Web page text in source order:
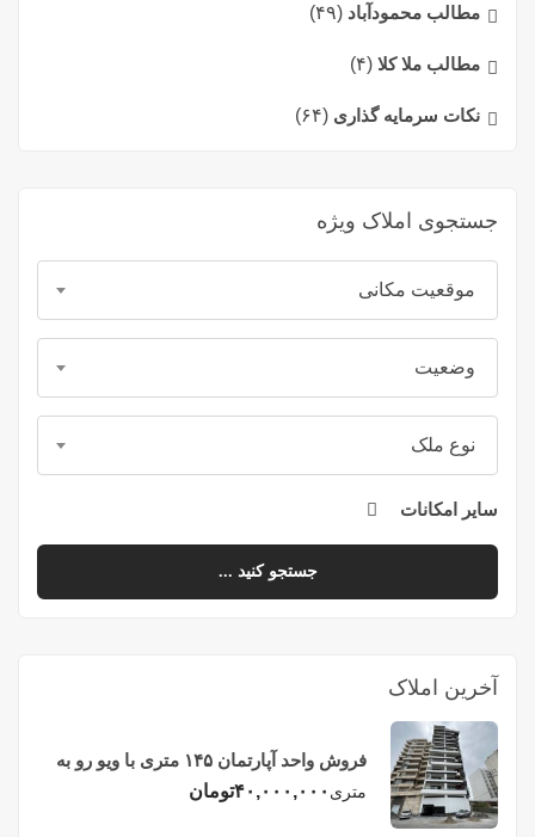
مطالب محمودآباد (۴۹)
مطالب ملا کلا (۴)
نکات سرمایه گذاری (۶۴)
جستجوی املاک ویژه
موقعیت مکانی
وضعیت
نوع ملک
سایر امکانات
جستجو کنید ...
آخرین املاک
فروش واحد آپارتمان ۱۴۵ متری با ویو رو به
دریا در فریدونکنار
متری ۴۰,۰۰۰,۰۰۰تومان